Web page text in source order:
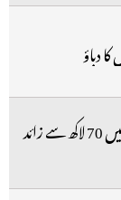
دباؤ
ووٹر لسٹ کا سب سے بڑا خطرہ ،تلنگانہ میں 70 لاکھ سے زائد